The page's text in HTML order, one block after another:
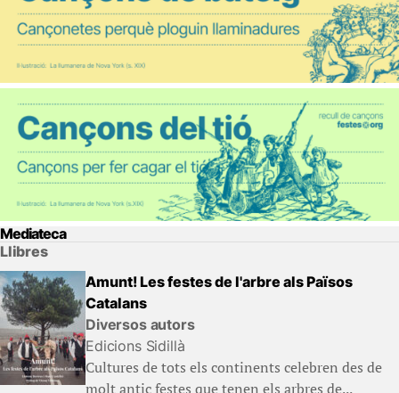
Mediateca
Llibres
Amunt! Les festes de l'arbre als Països
Catalans
Diversos autors
Edicions Sidillà
Cultures de tots els continents celebren des de
molt antic festes que tenen els arbres de...